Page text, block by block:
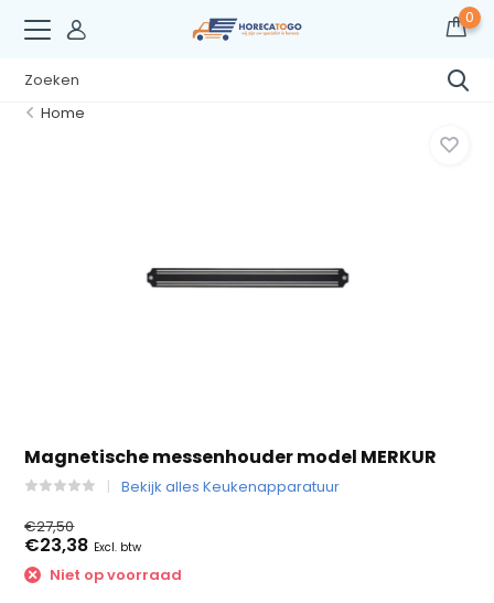
0
Home
Magnetische messenhouder model MERKUR
Bekijk alles Keukenapparatuur
€27,50
€23,38 Excl. btw
Niet op voorraad